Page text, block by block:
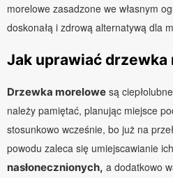
morelowe zasadzone we własnym
doskonałą i zdrową alternatywą dla
Jak uprawiać drzewka
Drzewka morelowe są
należy pamiętać, planując miejsce
stosunkowo wcześnie, bo już na
powodu zaleca się umiejscawianie
nasłonecznionych, a dodatkowo